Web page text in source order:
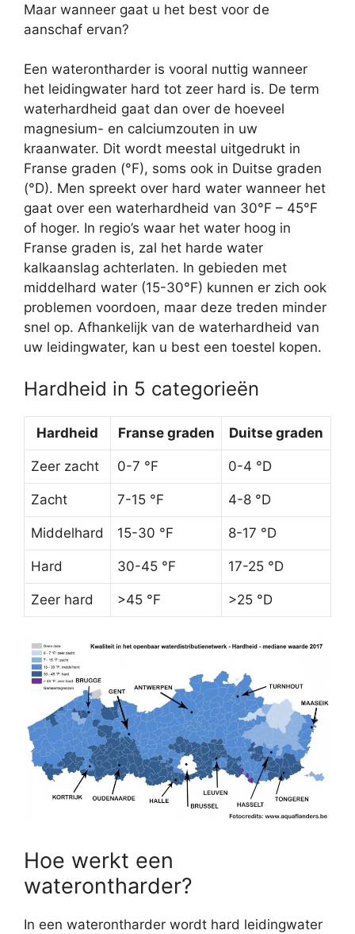
Maar wanneer gaat u het best voor de
aanschaf ervan?
Een waterontharder is vooral nuttig wanneer
het leidingwater hard tot zeer hard is. De term
waterhardheid gaat dan over de hoeveel
magnesium- en calciumzouten in uw
kraanwater. Dit wordt meestal uitgedrukt in
Franse graden (°F), soms ook in Duitse graden
(°D). Men spreekt over hard water wanneer het
gaat over een waterhardheid van 30°F – 45°F
of hoger. In regio’s waar het water hoog in
Franse graden is, zal het harde water
kalkaanslag achterlaten. In gebieden met
middelhard water (15-30°F) kunnen er zich ook
problemen voordoen, maar deze treden minder
snel op. Afhankelijk van de waterhardheid van
uw leidingwater, kan u best een toestel kopen.
Hardheid in 5 categorieën
Hardheid Franse graden Duitse graden
Zeer zacht 0-7 °F 0-4 °D
Zacht 7-15 °F 4-8 °D
Middelhard 15-30 °F 8-17 °D
Hard 30-45 °F 17-25 °D
Zeer hard >45 °F >25 °D
Hoe werkt een
waterontharder?
In een waterontharder wordt hard leidingwater